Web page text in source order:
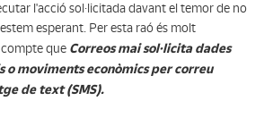
l'acció sol·licitada davant el temor de no
esperant. Per esta raó és molt
que Correos mai sol·licita dades
o moviments econòmics per correu
de text (SMS).